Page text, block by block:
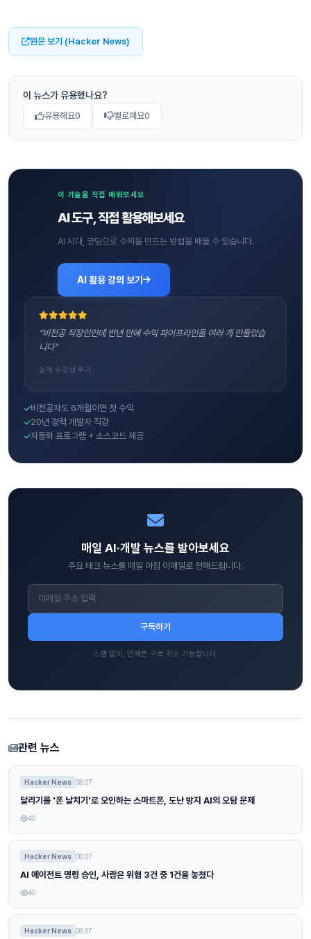
원문 보기 (Hacker News)
이 뉴스가 유용했나요?
유용해요0 별로예요0
이 기술을 직접 배워보세요
AI 도구, 직접 활용해보세요
AI 시대, 코딩으로 수익을 만드는 방법을 배울 수 있습니다.
AI 활용 강의 보기
"비전공 직장인인데 반년 만에 수익 파이프라인을 여러 개 만들었습
니다"
실제 수강생 후기
비전공자도 6개월이면 첫 수익
20년 경력 개발자 직강
자동화 프로그램 + 소스코드 제공
매일 AI·개발 뉴스를 받아보세요
주요 테크 뉴스를 매일 아침 이메일로 전해드립니다.
구독하기
스팸 없이, 언제든 구독 취소 가능합니다.
관련 뉴스
Hacker News 08.07
달리기를 '폰 날치기'로 오인하는 스마트폰, 도난 방지 AI의 오탐 문제
40
Hacker News 08.07
AI 에이전트 명령 승인, 사람은 위협 3건 중 1건을 놓쳤다
40
Hacker News 08.07